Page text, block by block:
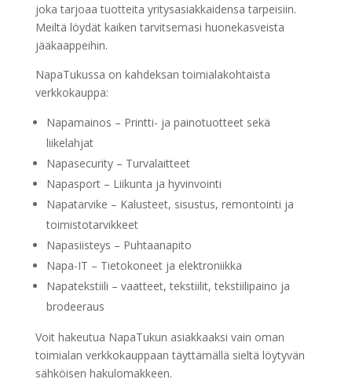
joka tarjoaa tuotteita yritysasiakkaidensa tarpeisiin.
Meiltä löydät kaiken tarvitsemasi huonekasveista
jääkaappeihin.
NapaTukussa on kahdeksan toimialakohtaista
verkkokauppa:
Napamainos – Printti- ja painotuotteet sekä
liikelahjat
Napasecurity – Turvalaitteet
Napasport – Liikunta ja hyvinvointi
Napatarvike – Kalusteet, sisustus, remontointi ja
toimistotarvikkeet
Napasiisteys – Puhtaanapito
Napa-IT – Tietokoneet ja elektroniikka
Napatekstiili – vaatteet, tekstiilit, tekstiilipaino ja
brodeeraus
Voit hakeutua NapaTukun asiakkaaksi vain oman
toimialan verkkokauppaan täyttämällä sieltä löytyvän
sähköisen hakulomakkeen.